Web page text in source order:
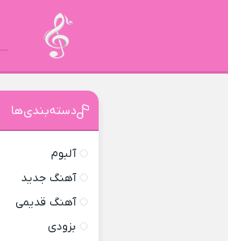
دسته‌بندی‌ها
آلبوم
آهنگ جدید
آهنگ قدیمی
بزودی